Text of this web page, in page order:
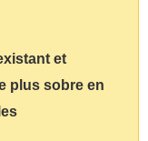
et
plus sobre en